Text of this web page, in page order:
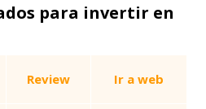
para invertir en
Review Ir a web